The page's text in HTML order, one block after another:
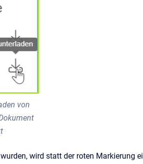
von
wird statt der roten Markierung